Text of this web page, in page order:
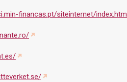
financas.pt/siteinternet/index.html